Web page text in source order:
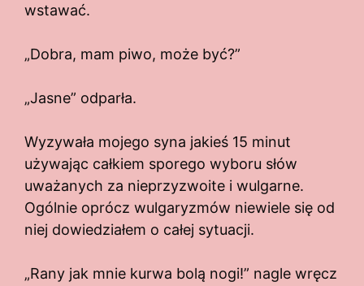
wstawać.
„Dobra, mam piwo, może być?”
„Jasne” odparła.
Wyzywała mojego syna jakieś 15 minut
używając całkiem sporego wyboru słów
uważanych za nieprzyzwoite i wulgarne.
Ogólnie oprócz wulgaryzmów niewiele się od
niej dowiedziałem o całej sytuacji.
„Rany jak mnie kurwa bolą nogi!” nagle wręcz